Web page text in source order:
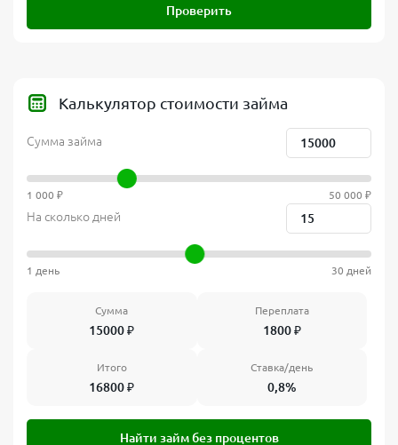
Проверить
Калькулятор стоимости займа
Сумма займа
1 000 ₽ 50 000 ₽
На сколько дней
1 день 30 дней
Сумма
15000₽
Переплата
1800₽
Итого
16800₽
Ставка/день
0,8%
Найти займ без процентов